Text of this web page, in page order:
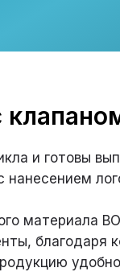
и готовы
материала
благодаря